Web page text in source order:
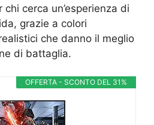
cerca un’esperienza di
grazie a colori
che danno il meglio
di battaglia.
OFFERTA - SCONTO DEL 31%